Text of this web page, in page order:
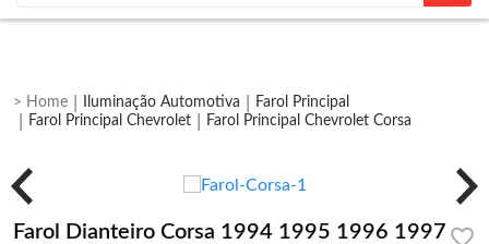
Iluminação Automotiva
Farol Principal
Farol Principal Chevrolet
Farol Principal Chevrolet Corsa
Farol Dianteiro Corsa 1994 1995 1996 1997